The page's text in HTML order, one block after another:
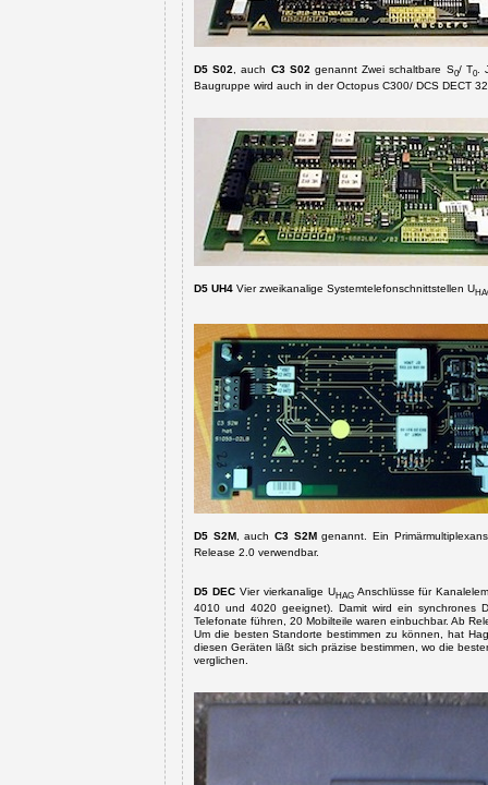
D5 S02 , auch C3 S02 genannt Zwei schaltbare S0/ T0.
Baugruppe wird auch in der Octopus C300/ DCS DECT
D5 UH4 Vier zweikanalige Systemtelefonschnittstellen U
D5 S2M, auch C3 S2Mgenannt. Ein
Release 2.0 verwendbar.
D5 DECVier vierkanalige UHAGAnschlüsse für
4010 und 4020 geeignet). Damit wird ein synchrones
Telefonate führen, 20 Mobilteile waren einbuchbar. Ab
Um die besten Standorte bestimmen zu können, hat
diesen Geräten läßt sich präzise bestimmen, wo die
verglichen.